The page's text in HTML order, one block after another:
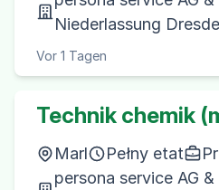
Niederlassung
Vor 1 Tagen
Technik chemik
Marl Pełny etat
persona service AG &